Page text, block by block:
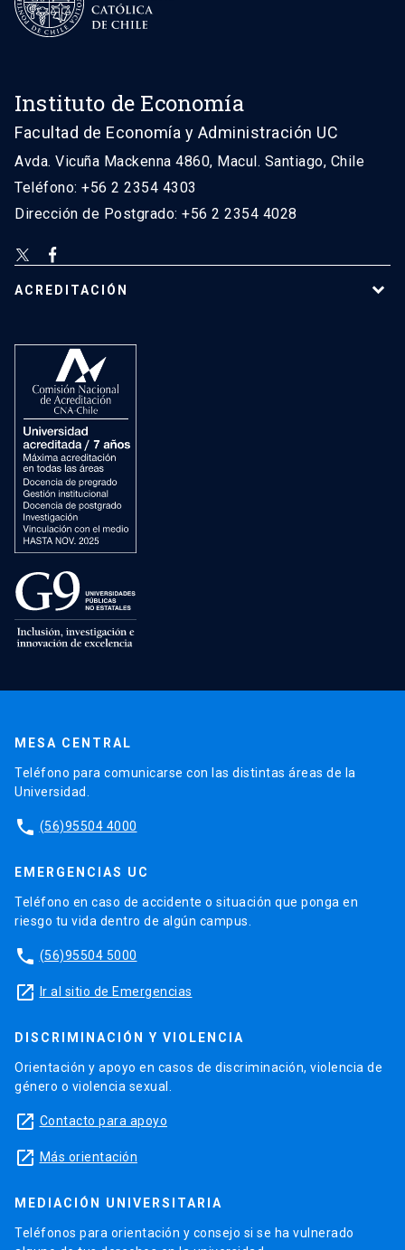
Instituto de Economía
Facultad de Economía y Administración UC
Avda. Vicuña Mackenna 4860, Macul. Santiago, Chile
Teléfono: +56 2 2354 4303
Dirección de Postgrado: +56 2 2354 4028
ACREDITACIÓN
MESA CENTRAL
Teléfono para comunicarse con las distintas áreas de la
Universidad.
phone (56)95504 4000
EMERGENCIAS UC
Teléfono en caso de accidente o situación que ponga en
riesgo tu vida dentro de algún campus.
phone (56)95504 5000
launch Ir al sitio de Emergencias
DISCRIMINACIÓN Y VIOLENCIA
Orientación y apoyo en casos de discriminación, violencia de
género o violencia sexual.
launch Contacto para apoyo
launch Más orientación
MEDIACIÓN UNIVERSITARIA
Teléfonos para orientación y consejo si se ha vulnerado